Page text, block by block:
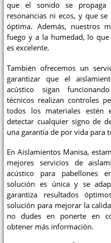
que el sonido se propaga
resonancias ni ecos, y que
óptima. Además, nuestros
fuego y a la humedad, lo
es excelente.
También ofrecemos un
garantizar que el
acústico sigan
técnicos realizan controles
todos los materiales estén
detectar cualquier signo de
una garantía de por vida para
En Aislamientos Manisa,
mejores servicios de
acústico para pabellones
solución es única y se
garantiza resultados
solución para mejorar la
no dudes en ponerte en
obtener más información.